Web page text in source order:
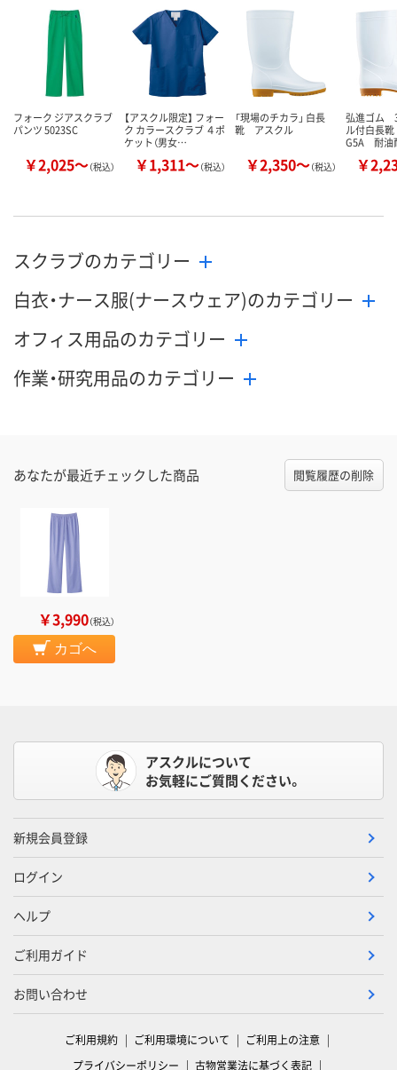
数量
カゴへ
数量
カゴへ
フォーク ジアスクラブ
パンツ 5023SC
￥2,025～（税込）
【アスクル限定】 フォー
ク カラースクラブ ４ポ
ケット（男女…
￥1,311～（税込）
「現場のチカラ」 白長
靴 アスクル
￥2,350～（税込）
弘進ゴム
ル付白長
G5A 耐油
￥
スクラブのカテゴリー
白衣・ナース服(ナースウェア)のカテゴリー
オフィス用品のカテゴリー
作業・研究用品のカテゴリー
あなたが最近チェックした商品 閲覧履歴の削除
￥3,990（税込）
カゴへ
アスクルについて
お気軽にご質問ください。
新規会員登録
ログイン
ヘルプ
ご利用ガイド
お問い合わせ
ご利用規約 ご利用環境について
ご利用上の注意
プライバシーポリシー
古物営業法に基づく表記